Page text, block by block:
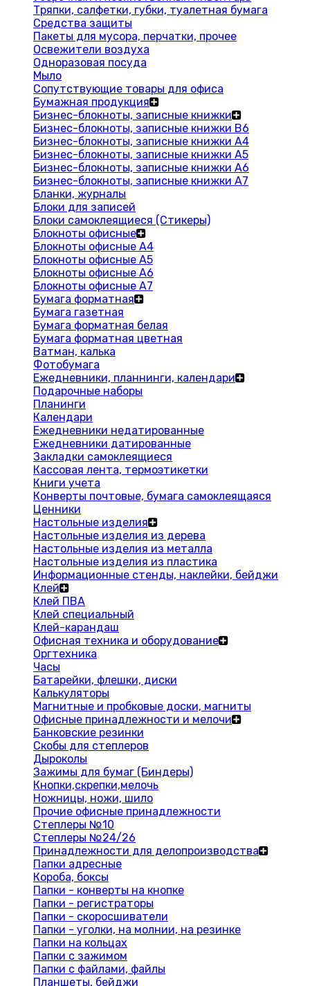
Тряпки, салфетки, губки, туалетная бумага
Средства защиты
Пакеты для мусора, перчатки, прочее
Освежители воздуха
Одноразовая посуда
Мыло
Сопутствующие товары для офиса
Бумажная продукция
Бизнес-блокноты, записные книжки
Бизнес-блокноты, записные книжки В6
Бизнес-блокноты, записные книжки A4
Бизнес-блокноты, записные книжки А5
Бизнес-блокноты, записные книжки А6
Бизнес-блокноты, записные книжки А7
Бланки, журналы
Блоки для записей
Блоки самоклеящиеся (Стикеры)
Блокноты офисные
Блокноты офисные A4
Блокноты офисные A5
Блокноты офисные A6
Блокноты офисные A7
Бумага форматная
Бумага газетная
Бумага форматная белая
Бумага форматная цветная
Ватман, калька
Фотобумага
Ежедневники, планнинги, календари
Подарочные наборы
Планинги
Календари
Ежедневники недатированные
Ежедневники датированные
Закладки самоклеящиеся
Кассовая лента, термоэтикетки
Книги учета
Конверты почтовые, бумага самоклеящаяся
Ценники
Настольные изделия
Настольные изделия из дерева
Настольные изделия из металла
Настольные изделия из пластика
Информационные стенды, наклейки, бейджи
Клей
Клей ПВА
Клей специальный
Клей-карандаш
Офисная техника и оборудование
Оргтехника
Часы
Батарейки, флешки, диски
Калькуляторы
Магнитные и пробковые доски, магниты
Офисные принадлежности и мелочи
Банковские резинки
Скобы для степлеров
Дыроколы
Зажимы для бумаг (Биндеры)
Кнопки,скрепки,мелочь
Ножницы, ножи, шило
Прочие офисные принадлежности
Степлеры №10
Степлеры №24/26
Принадлежности для делопроизводства
Папки адресные
Короба, боксы
Папки - конверты на кнопке
Папки - регистраторы
Папки - скоросшиватели
Папки - уголки, на молнии, на резинке
Папки на кольцах
Папки с зажимом
Папки с файлами, файлы
Планшеты, бейджи